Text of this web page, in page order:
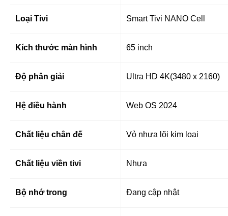
Loại Tivi Smart Tivi NANO Cell
Kích thước màn hình 65 inch
Độ phân giải Ultra HD 4K(3480 x 2160)
Hệ điều hành Web OS 2024
Chất liệu chân đế Vỏ nhựa lõi kim loại
Chất liệu viền tivi Nhựa
Bộ nhớ trong Đang cập nhật